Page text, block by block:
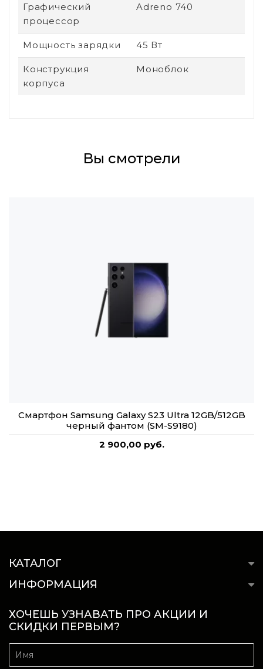
Графический
процессор
Adreno 740
Мощность зарядки 45 Вт
Конструкция
корпуса
Моноблок
Вы смотрели
Смартфон Samsung Galaxy S23 Ultra 12GB/512GB
черный фантом (SM-S9180)
2 900,00 руб.
КАТАЛОГ
ИНФОРМАЦИЯ
ХОЧЕШЬ УЗНАВАТЬ ПРО АКЦИИ И
СКИДКИ ПЕРВЫМ?